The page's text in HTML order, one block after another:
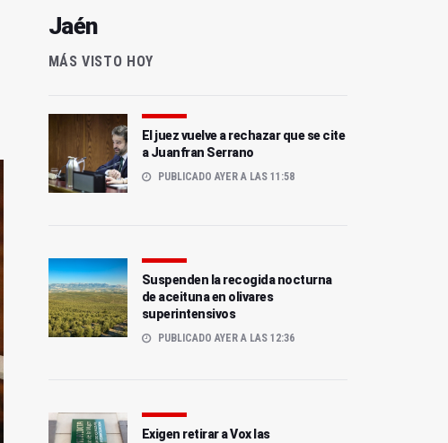
Jaén
MÁS VISTO HOY
El juez vuelve a rechazar que se cite
a Juanfran Serrano
PUBLICADO AYER A LAS 11:58
Suspenden la recogida nocturna
de aceituna en olivares
superintensivos
PUBLICADO AYER A LAS 12:36
Exigen retirar a Vox las